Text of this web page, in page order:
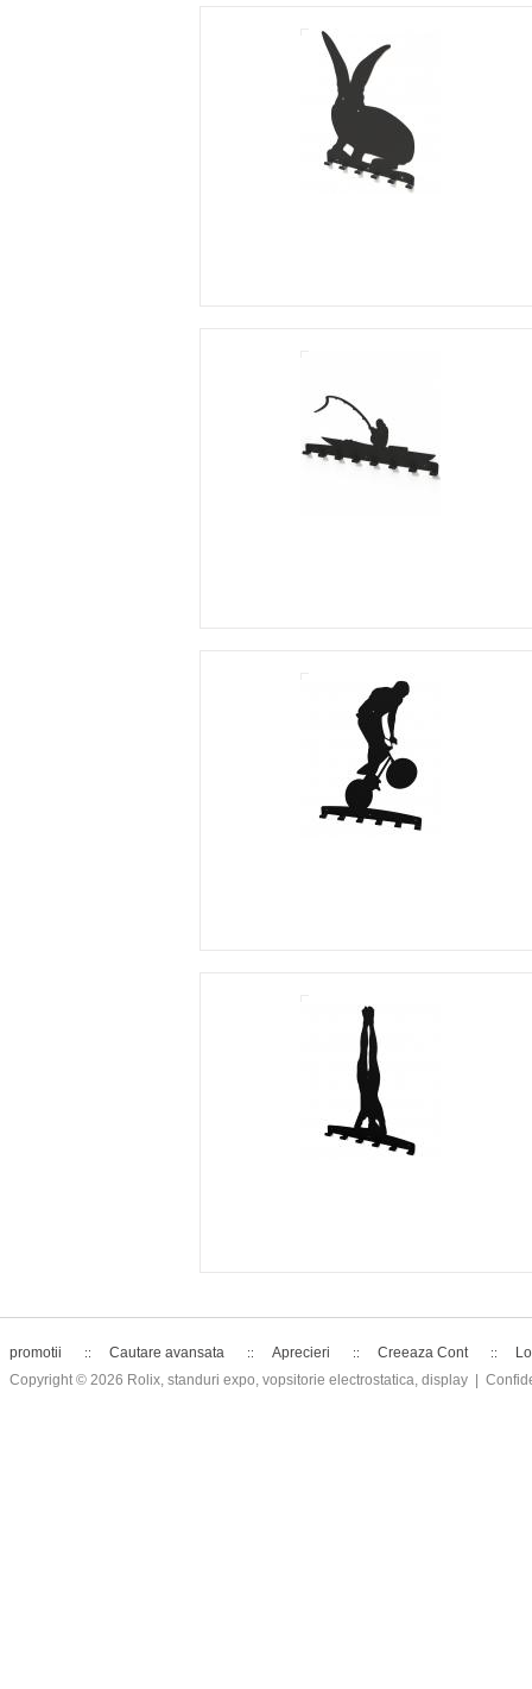
promotii Cautare avansata Aprecieri Creeaza Cont
Copyright © 2026 Rolix, standuri expo, vopsitorie electrostatica, display |